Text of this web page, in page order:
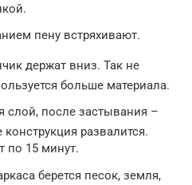
пену встряхивают.
держат вниз. Так не
больше материала.
слой, после застывания –
развалится.
по 15 минут.
берется песок, земля,